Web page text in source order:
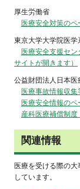
厚生労働省
医療安全対策の
東京大学大学院医
医療安全支援セ
サイトが開きます）
公益財団法人日本医
医療事故情報収集
医療安全情報のペ
産科医療補償制度
関連情報
医療を受ける際の
しています。